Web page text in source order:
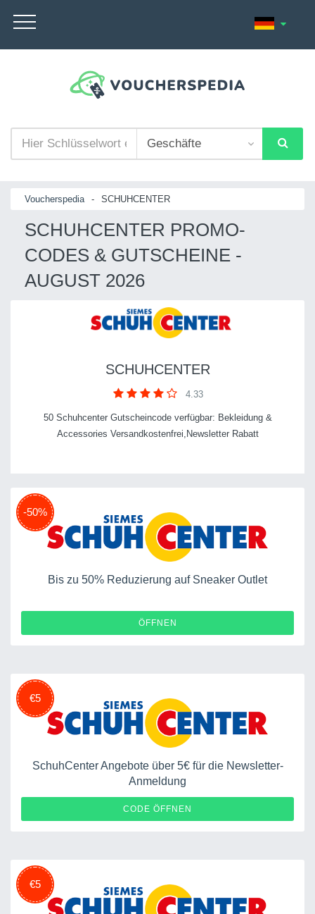
Voucherspedia - SCHUHCENTER
SCHUHCENTER PROMO-
CODES & GUTSCHEINE -
AUGUST 2026
SCHUHCENTER
4.33
50 Schuhcenter Gutscheincode verfügbar: Bekleidung &
Accessories Versandkostenfrei,Newsletter Rabatt
-50%
Bis zu 50% Reduzierung auf Sneaker Outlet
ÖFFNEN
€5
SchuhCenter Angebote über 5€ für die Newsletter-
Anmeldung
CODE ÖFFNEN
€5